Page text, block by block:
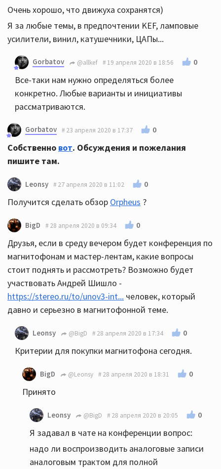
Очень хорошо, что движуха сохранятся)
Я за любые темы, в предпочтении KEF, ламповые
усилители, винил, катушечники, ЦАПы...
Gorbatov @allkef 19 апреля 2020 в 18:56 0
Все-таки нам нужно определяться более
конкретно. Любые варианты и инициативы
рассматриваются.
Gorbatov 23 апреля 2020 в 17:37 0
Собственно вот. Обсуждения и пожелания
пишите там.
Leonsy 27 апреля 2020 в 11:02 0
Получится сделать обзор Orpheus ?
BigD 28 апреля 2020 в 09:34 0
Друзья, если в среду вечером будет конференция по
магнитофонам и мастер-лентам, какие вопросы
стоит поднять и рассмотреть? Возможно будет
участвовать Андрей Шишло -
https://stereo.ru/to/unov3-int... человек, который
давно и серьезно в магнитофонной теме.
Leonsy @BigD 28 апреля 2020 в 17:34 0
Критерии для покупки магнитофона сегодня.
BigD @Leonsy 28 апреля 2020 в 18:31 0
Принято
Leonsy @BigD 28 апреля 2020 в 20:05 0
Я задавал в чате на конференции вопрос:
надо ли воспроизводить аналоговые записи
аналоговым трактом для полной